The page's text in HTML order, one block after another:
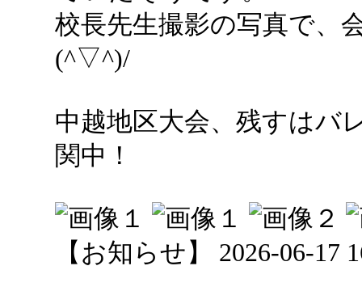
校長先生撮影の写真で、
(^▽^)/
中越地区大会、残すはバ
関中！
【お知らせ】 2026-06-17